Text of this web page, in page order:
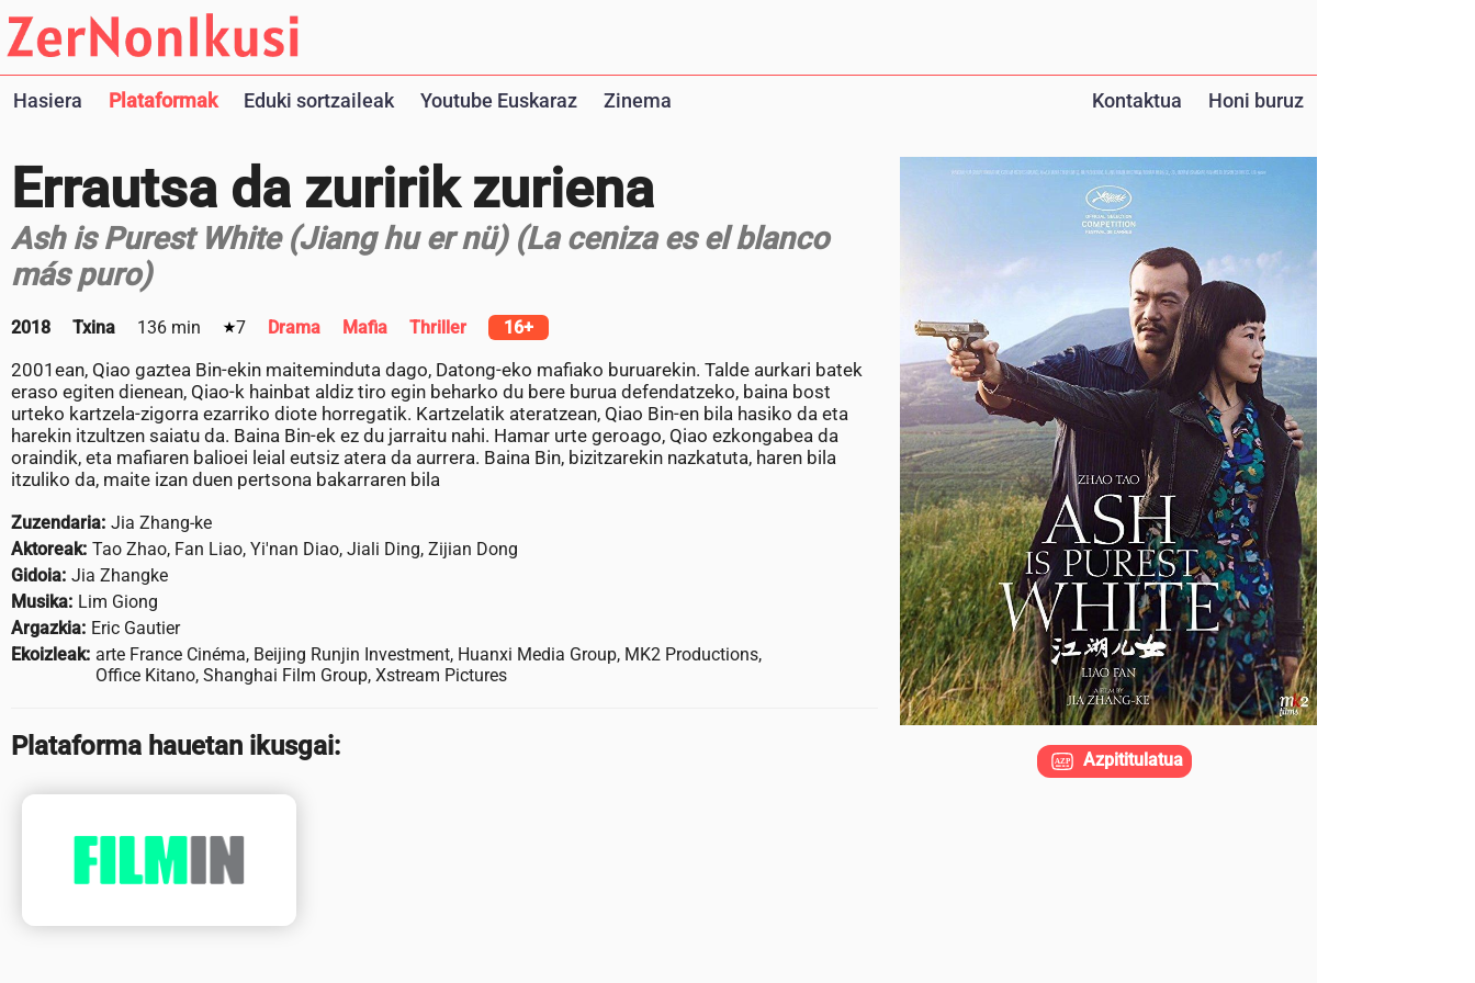
Hasiera Plataformak Eduki sortzaileak Youtube Euskaraz Zinema Kontaktua Honi buruz
Errautsa da zuririk zuriena
Ash is Purest White (Jiang hu er nü) (La ceniza es el blanco
más puro)
2018 Txina 136 min 7 Drama Mafia Thriller 16+
2001ean, Qiao gaztea Bin-ekin maiteminduta dago, Datong-eko mafiako buruarekin. Talde aurkari batek
eraso egiten dienean, Qiao-k hainbat aldiz tiro egin beharko du bere burua defendatzeko, baina bost
urteko kartzela-zigorra ezarriko diote horregatik. Kartzelatik ateratzean, Qiao Bin-en bila hasiko da eta
harekin itzultzen saiatu da. Baina Bin-ek ez du jarraitu nahi. Hamar urte geroago, Qiao ezkongabea da
oraindik, eta mafiaren balioei leial eutsiz atera da aurrera. Baina Bin, bizitzarekin nazkatuta, haren bila
itzuliko da, maite izan duen pertsona bakarraren bila
Zuzendaria: Jia Zhang-ke
Aktoreak: Tao Zhao, Fan Liao, Yi'nan Diao, Jiali Ding, Zijian Dong
Gidoia: Jia Zhangke
Musika: Lim Giong
Argazkia: Eric Gautier
Ekoizleak: arte France Cinéma, Beijing Runjin Investment, Huanxi Media Group, MK2 Productions,
Office Kitano, Shanghai Film Group, Xstream Pictures
Plataforma hauetan ikusgai: Azpititulatua